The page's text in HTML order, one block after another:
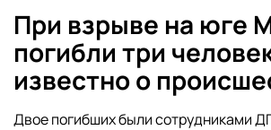
При взрыве на юге
погибли три
известно о
Двое погибших были сотрудниками